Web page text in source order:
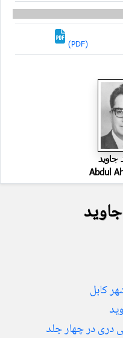
(PDF)
جاوید
Abdul
كابل
دری در چهار جلد